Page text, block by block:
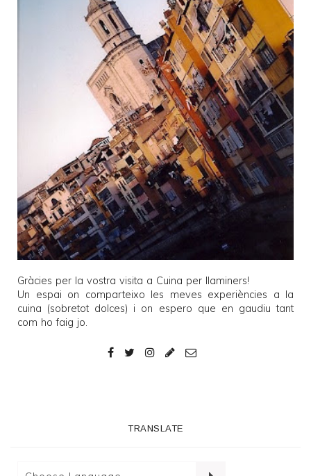
Gràcies per la vostra visita a Cuina per llaminers!
Un espai on comparteixo les meves experiències a la
cuina (sobretot dolces) i on espero que en gaudiu tant
com ho faig jo.
TRANSLATE